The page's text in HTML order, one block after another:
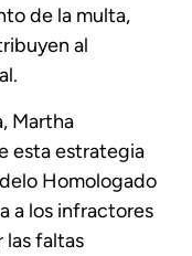
de la multa,
al
Martha
esta estrategia
Homologado
a los infractores
las faltas